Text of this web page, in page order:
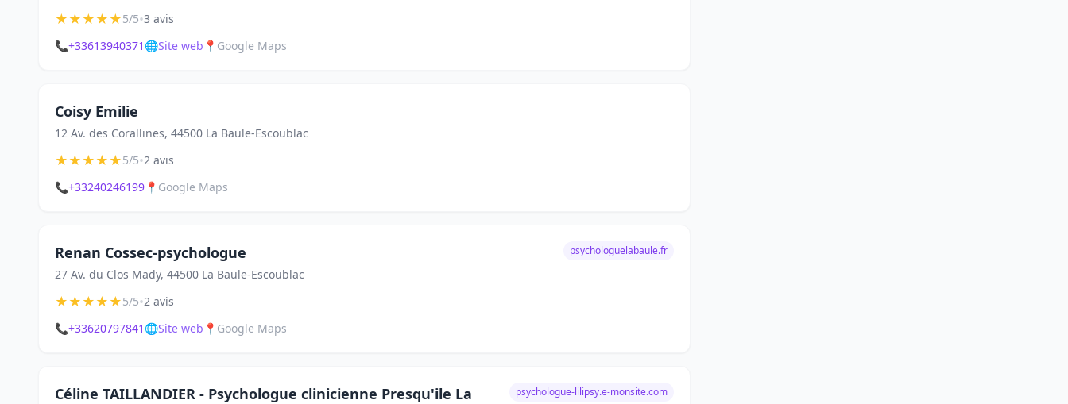
★★★★★5/5•3 avis
📞+33613940371 🌐Site web 📍 Google Maps
Coisy Emilie
12 Av. des Corallines, 44500 La Baule-Escoublac
★★★★★5/5•2 avis
📞+33240246199 📍 Google Maps
Renan Cossec-psychologue
27 Av. du Clos Mady, 44500 La Baule-Escoublac
psychologuelabaule.fr
★★★★★5/5•2 avis
📞+33620797841 🌐Site web 📍 Google Maps
Céline TAILLANDIER - Psychologue clinicienne Presqu'ile La
psychologue-lilipsy.e-monsite.com